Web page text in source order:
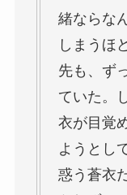
緒ならな
しまうほ
先も、ず
ていた。
衣が目覚
ようと
惑う蒼衣